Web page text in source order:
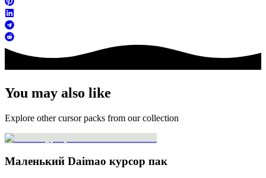
You may also like
Explore other cursor packs from our collection
Маленький Daimao курсор пак